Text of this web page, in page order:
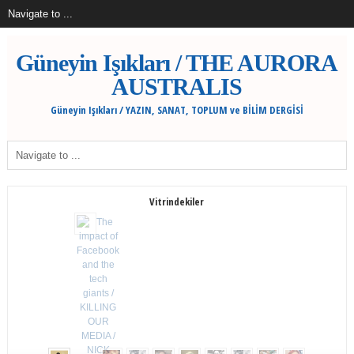
Güneyin Işıkları / THE AURORA
AUSTRALIS
Güneyin Işıkları / YAZIN, SANAT, TOPLUM ve BİLİM DERGİSİ
Vitrindekiler